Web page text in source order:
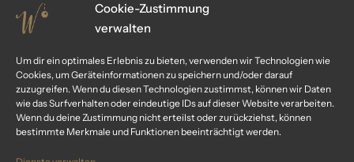
Cookie-Zustimmung
verwalten
Um dir ein optimales Erlebnis zu bieten, verwenden wir Technologien wie
Cookies, um Geräteinformationen zu speichern und/oder darauf
zuzugreifen. Wenn du diesen Technologien zustimmst, können wir Daten
wie das Surfverhalten oder eindeutige IDs auf dieser Website verarbeiten.
Wenn du deine Zustimmung nicht erteilst oder zurückziehst, können
bestimmte Merkmale und Funktionen beeinträchtigt werden.
„duke and duchess“ – 6 cm
Weihnachtskugeln azur blau
gold
89,99€
„cotton candy“ – 8 cm
Weihnachtskugeln rosé matt
49,99€
39,99€